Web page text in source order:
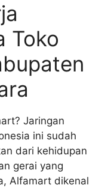
Toko
Jaringan
ini sudah
dari kehidupan
gerai yang
Alfamart dikenal